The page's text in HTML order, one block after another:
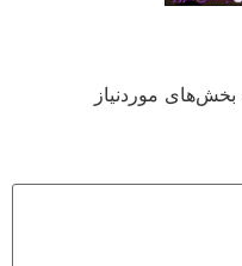
بخش‌های موردنیاز